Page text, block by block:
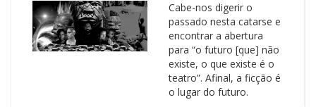
Cabe-nos digerir o
passado nesta catarse e
encontrar a abertura
para “o futuro [que] não
existe, o que existe é o
teatro”. Afinal, a ficção é
o lugar do futuro.